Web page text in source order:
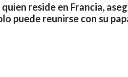
reside en Francia,
puede reunirse con su